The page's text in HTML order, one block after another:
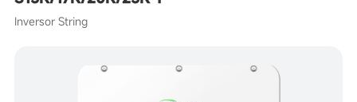
Inversor String